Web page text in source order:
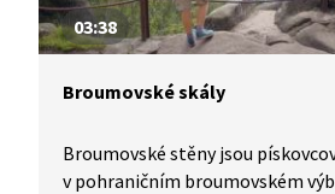
03:38
Broumovské skály
Broumovské stěny jsou
v pohraničním broumovském